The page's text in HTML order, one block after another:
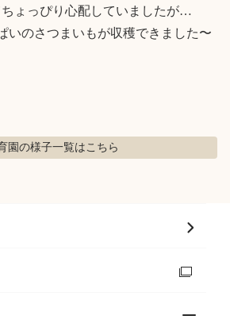
ょっぴり心配していましたが…
いのさつまいもが収穫できました〜
園の様子一覧はこちら